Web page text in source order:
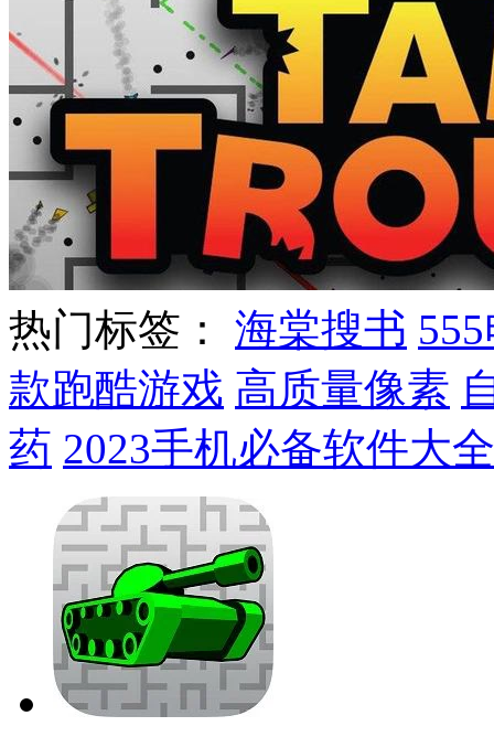
热门标签： 海棠搜书
款跑酷游戏 高质量像素
药 2023手机必备软件大全